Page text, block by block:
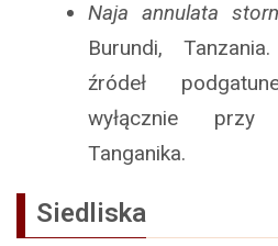
Naja annulata
Burundi,
źródeł
wyłącznie
Tanganika.
Siedliska